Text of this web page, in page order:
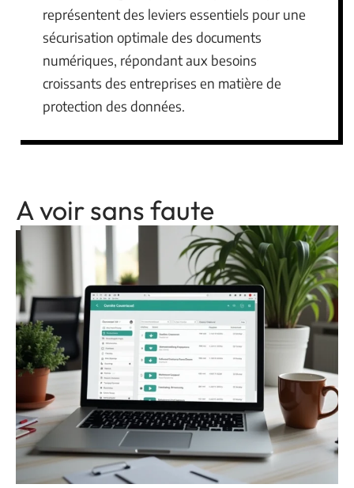
représentent des leviers essentiels pour une
sécurisation optimale des documents
numériques, répondant aux besoins
croissants des entreprises en matière de
protection des données.
A voir sans faute